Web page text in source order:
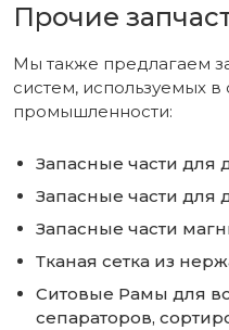
Прочие
Мы также предлагаем
систем, используемых в
промышленности:
Запасные части для
Запасные части для
Запасные части
Тканая сетка из
Ситовые Рамы для
сепараторов,